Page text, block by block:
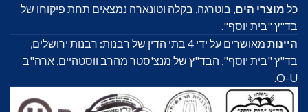
כל מוצרי הים , בוטרגה, בקלה וטונארה נמצאים תחת פיקוחו של
בד"ץ "בית יוסף".
היינות
מאושרים על ידי 4 בתי הדין של רבנות: רבנות ירושלים,
בד"ץ "בית יוסף", הבד"ץ של מנצ'סטר מהרב ווסטהיים, ארה"ב
O-U.